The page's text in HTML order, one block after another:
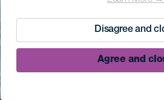
Disagree and
Agree and